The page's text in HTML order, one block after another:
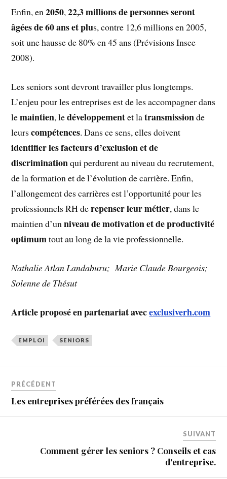
Enfin, en2050,22,3 millions de personnes seront
âgées de 60 ans et plus, contre 12,6 millions en 2005,
soit une hausse de 80% en 45 ans (Prévisions Insee
2008).
Les seniors sont devront travailler plus longtemps.
L’enjeu pour les entreprises est de les accompagner dans
lemaintien, ledéveloppementet latransmissionde
leurscompétences. Dans ce sens, elles doivent
identifier les facteurs d’exclusion et de
discriminationqui perdurent au niveau du recrutement,
de la formation et de l’évolution de carrière. Enfin,
l’allongement des carrières est l’opportunité pour les
professionnels RH derepenser leur métier, dans le
maintien d’unniveau de motivation et de productivité
optimumtout au long de la vie professionnelle.
Nathalie Atlan Landaburu; Marie Claude Bourgeois;
Solenne de Thésut
Article proposé en partenariat avecexclusiverh.com
EMPLOI SENIORS
PRÉCÉDENT
Les entreprises préférées des français
SUIVANT
Comment gérer les seniors ? Conseils et cas
d'entreprise.